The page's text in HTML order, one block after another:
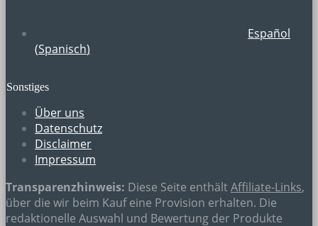
Español
(Spanisch)
Sonstiges
Über uns
Datenschutz
Disclaimer
Impressum
Transparenzhinweis: Diese Seite enthältAffiliate-Links,
über die wir beim Kauf eine Provision erhalten. Die
redaktionelle Auswahl und Bewertung der Produkte